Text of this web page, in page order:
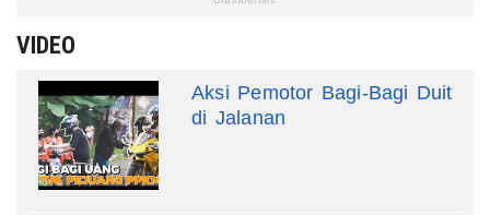
VIDEO
Aksi Pemotor Bagi-Bagi Duit
di Jalanan